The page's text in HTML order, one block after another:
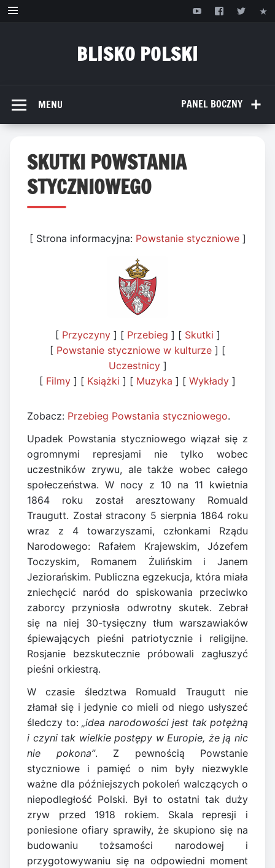
Przejdź
BLISKO POLSKI
PANEL BOCZNY
MENU
SKUTKI POWSTANIA
STYCZNIOWEGO
[ Strona informacyjna: Powstanie styczniowe]
[ Przyczyny] [ Przebieg ] [ Skutki ]
[ Powstanie styczniowe w kulturze ] [
Uczestnicy]
[ Filmy ] [ Książki ] [ Muzyka ] [ Wykłady ]
Zobacz: Przebieg Powstania styczniowego.
Upadek Powstania styczniowego wiązał się z
ogromnymi represjami nie tylko wobec
uczestników zrywu, ale także wobec całego
społeczeństwa. W nocy z 10 na 11 kwietnia
1864 roku został aresztowany Romuald
Traugutt. Został stracony 5 sierpnia 1864 roku
wraz z 4 towarzyszami, członkami Rządu
Narodowego: Rafałem Krajewskim, Józefem
Toczyskim, Romanem Żulińskim i Janem
Jeziorańskim. Publiczna egzekucja, która miała
zniechęcić naród do spiskowania przeciwko
zaborcy przyniosła odwrotny skutek. Zebrał
się na niej 30-tysięczny tłum warszawiaków
śpiewających pieśni patriotycznie i religijne.
Rosjanie bezskutecznie próbowali zagłuszyć
pieśni orkiestrą.
W czasie śledztwa Romuald Traugutt nie
złamał się i jedynie co mieli od niego usłyszeć
śledczy to: „idea narodowości jest tak potężną
i czyni tak wielkie postępy w Europie, że ją nic
nie pokona”. Z pewnością Powstanie
styczniowe i pamięć o nim były niezwykle
ważne dla późniejszych pokoleń walczących o
niepodległość Polski. Był to ostatni tak duży
zryw przed 1918 rokiem. Skala represji i
poniesione ofiary sprawiły, że skupiono się na
budowaniu tożsamości narodowej i
przygotowywaniu się na odpowiedni moment